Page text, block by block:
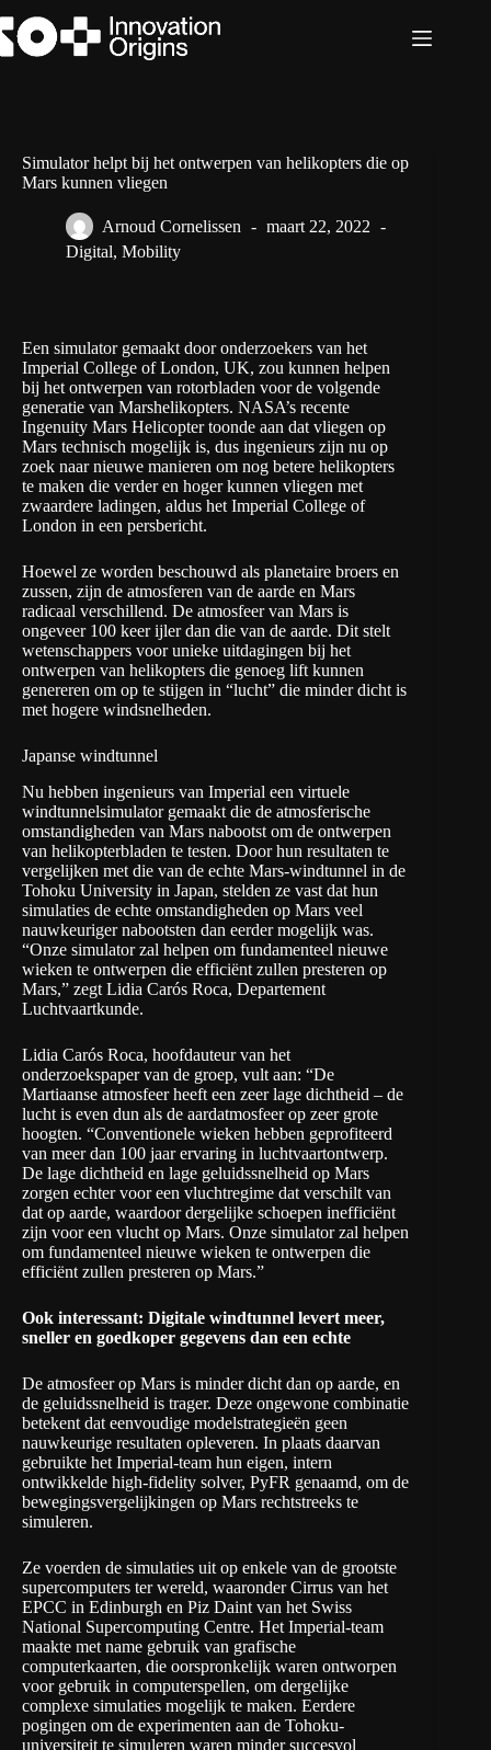
naar
de
Simulator helpt bij het ontwerpen van helikopters die op
Mars kunnen vliegen
Arnoud Cornelissen
maart 22, 2022
Digital, Mobility
Een simulator gemaakt door onderzoekers van het
Imperial College of London, UK, zou kunnen helpen
bij het ontwerpen van rotorbladen voor de volgende
generatie van Marshelikopters. NASA’s recente
Ingenuity Mars Helicopter toonde aan dat vliegen op
Mars technisch mogelijk is, dus ingenieurs zijn nu op
zoek naar nieuwe manieren om nog betere helikopters
te maken die verder en hoger kunnen vliegen met
zwaardere ladingen, aldus het Imperial College of
London in een persbericht.
Hoewel ze worden beschouwd als planetaire broers en
zussen, zijn de atmosferen van de aarde en Mars
radicaal verschillend. De atmosfeer van Mars is
ongeveer 100 keer ijler dan die van de aarde. Dit stelt
wetenschappers voor unieke uitdagingen bij het
ontwerpen van helikopters die genoeg lift kunnen
genereren om op te stijgen in “lucht” die minder dicht is
met hogere windsnelheden.
Japanse windtunnel
Nu hebben ingenieurs van Imperial een virtuele
windtunnelsimulator gemaakt die de atmosferische
omstandigheden van Mars nabootst om de ontwerpen
van helikopterbladen te testen. Door hun resultaten te
vergelijken met die van de echte Mars-windtunnel in de
Tohoku University in Japan, stelden ze vast dat hun
simulaties de echte omstandigheden op Mars veel
nauwkeuriger nabootsten dan eerder mogelijk was.
“Onze simulator zal helpen om fundamenteel nieuwe
wieken te ontwerpen die efficiënt zullen presteren op
Mars,” zegt Lidia Carós Roca, Departement
Luchtvaartkunde.
Lidia Carós Roca, hoofdauteur van het
onderzoekspaper van de groep, vult aan: “De
Martiaanse atmosfeer heeft een zeer lage dichtheid – de
lucht is even dun als de aardatmosfeer op zeer grote
hoogten. “Conventionele wieken hebben geprofiteerd
van meer dan 100 jaar ervaring in luchtvaartontwerp.
De lage dichtheid en lage geluidssnelheid op Mars
zorgen echter voor een vluchtregime dat verschilt van
dat op aarde, waardoor dergelijke schoepen inefficiënt
zijn voor een vlucht op Mars. Onze simulator zal helpen
om fundamenteel nieuwe wieken te ontwerpen die
efficiënt zullen presteren op Mars.”
Ook interessant: Digitale windtunnel levert meer,
sneller en goedkoper gegevens dan een echte
De atmosfeer op Mars is minder dicht dan op aarde, en
de geluidssnelheid is trager. Deze ongewone combinatie
betekent dat eenvoudige modelstrategieën geen
nauwkeurige resultaten opleveren. In plaats daarvan
gebruikte het Imperial-team hun eigen, intern
ontwikkelde high-fidelity solver, PyFR genaamd, om de
bewegingsvergelijkingen op Mars rechtstreeks te
simuleren.
Ze voerden de simulaties uit op enkele van de grootste
supercomputers ter wereld, waaronder Cirrus van het
EPCC in Edinburgh en Piz Daint van het Swiss
National Supercomputing Centre. Het Imperial-team
maakte met name gebruik van grafische
computerkaarten, die oorspronkelijk waren ontworpen
voor gebruik in computerspellen, om dergelijke
complexe simulaties mogelijk te maken. Eerdere
pogingen om de experimenten aan de Tohoku-
universiteit te simuleren waren minder succesvol